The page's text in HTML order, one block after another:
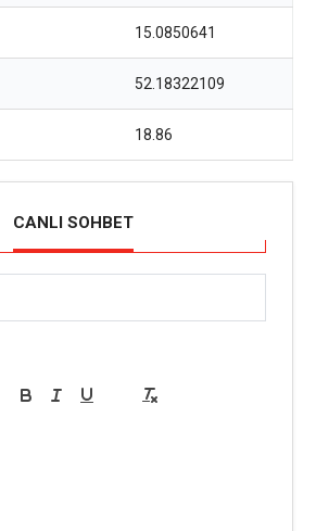
15.0850641
52.18322109
18.86
CANLI SOHBET